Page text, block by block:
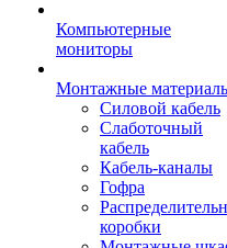
Компьютерные
мониторы
Монтажные
Силовой кабель
Слаботочный
кабель
Кабель-каналы
Гофра
коробки